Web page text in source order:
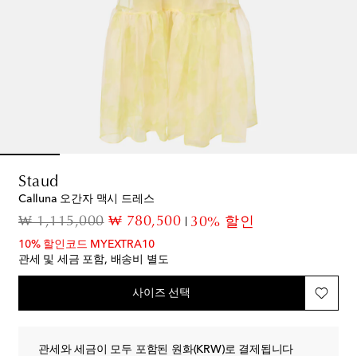
Staud
Calluna 오간자 맥시 드레스
₩ 1,115,000original price
₩ 780,500discount price
30% 할인
10% 할인코드 MYEXTRA10
관세 및 세금 포함, 배송비 별도
사이즈 선택
관세와 세금이 모두 포함된 원화(KRW)로 결제됩니다